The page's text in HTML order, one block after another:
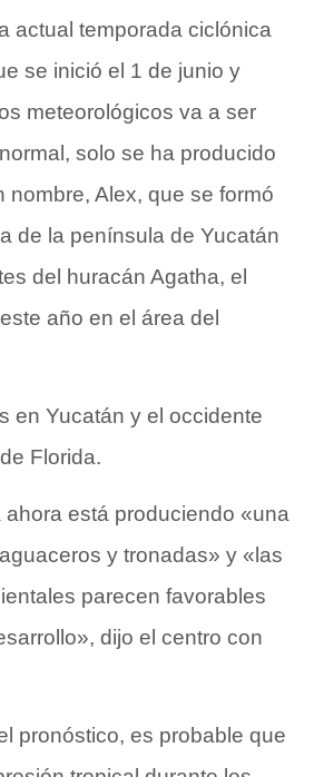
actual temporada ciclónica
se inició el 1 de junio y
meteorológicos va a ser
solo se ha producido
nombre, Alex, que se formó
de la península de Yucatán
del huracán Agatha, el
año en el área del
en Yucatán y el occidente
Florida.
ahora está produciendo «una
y tronadas» y «las
parecen favorables
dijo el centro con
pronóstico, es probable que